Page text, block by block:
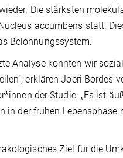
Die stärksten
accumbens statt.
Belohnungssystem.
Analyse konnten wir
erklären Joeri Bordes
der Studie. „Es ist
in der frühen Lebensphase
Ziel für die